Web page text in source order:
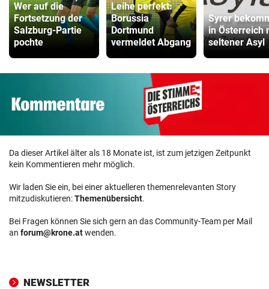
Wer auf die
Fortsetzung der
Salzburg-Partie
pochte
Leihe perfekt:
Borussia
Dortmund
vermeldet Abgang
Syrer
in Österreich
seltener Asyl
Da dieser Artikel älter als 18 Monate ist, ist zum jetzigen Zeitpunkt
kein Kommentieren mehr möglich.
Wir laden Sie ein, bei einer aktuelleren themenrelevanten Story
mitzudiskutieren:Themenübersicht.
Bei Fragen können Sie sich gern an das Community-Team per Mail
an forum@krone.atwenden.
NEWSLETTER